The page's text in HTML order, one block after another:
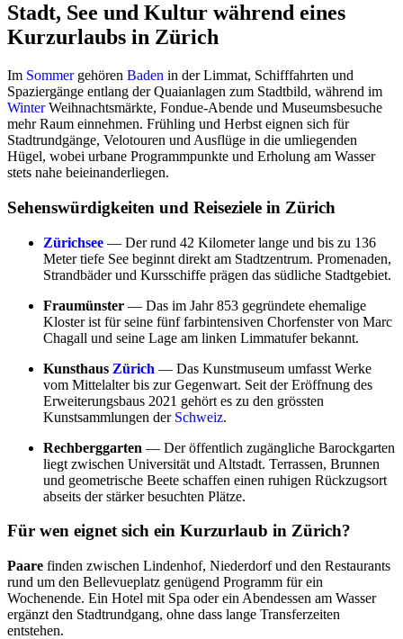
Stadt, See und Kultur während eines
Kurzurlaubs in Zürich
Im Sommergehören Baden in der Limmat, Schifffahrten und
Spaziergänge entlang der Quaianlagen zum Stadtbild, während im
WinterWeihnachtsmärkte, Fondue-Abende und Museumsbesuche
mehr Raum einnehmen. Frühling und Herbst eignen sich für
Stadtrundgänge, Velotouren und Ausflüge in die umliegenden
Hügel, wobei urbane Programmpunkte und Erholung am Wasser
stets nahe beieinanderliegen.
Sehenswürdigkeiten und Reiseziele in Zürich
Zürichsee — Der rund 42 Kilometer lange und bis zu 136
Meter tiefe See beginnt direkt am Stadtzentrum. Promenaden,
Strandbäder und Kursschiffe prägen das südliche Stadtgebiet.
Fraumünster — Das im Jahr 853 gegründete ehemalige
Kloster ist für seine fünf farbintensiven Chorfenster von Marc
Chagall und seine Lage am linken Limmatufer bekannt.
Kunsthaus Zürich — Das Kunstmuseum umfasst Werke
vom Mittelalter bis zur Gegenwart. Seit der Eröffnung des
Erweiterungsbaus 2021 gehört es zu den grössten
Kunstsammlungen der Schweiz.
Rechberggarten — Der öffentlich zugängliche Barockgarten
liegt zwischen Universität und Altstadt. Terrassen, Brunnen
und geometrische Beete schaffen einen ruhigen Rückzugsort
abseits der stärker besuchten Plätze.
Für wen eignet sich ein Kurzurlaub in Zürich?
Paare finden zwischen Lindenhof, Niederdorf und den Restaurants
rund um den Bellevueplatz genügend Programm für ein
Wochenende. Ein Hotel mit Spa oder ein Abendessen am Wasser
ergänzt den Stadtrundgang, ohne dass lange Transferzeiten
entstehen.